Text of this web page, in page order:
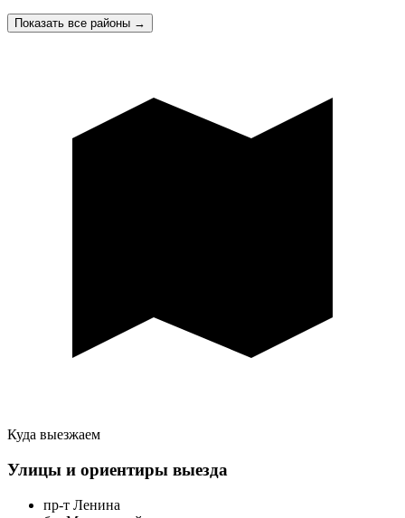
Показать все районы →
Куда выезжаем
Улицы и ориентиры выезда
пр-т Ленина